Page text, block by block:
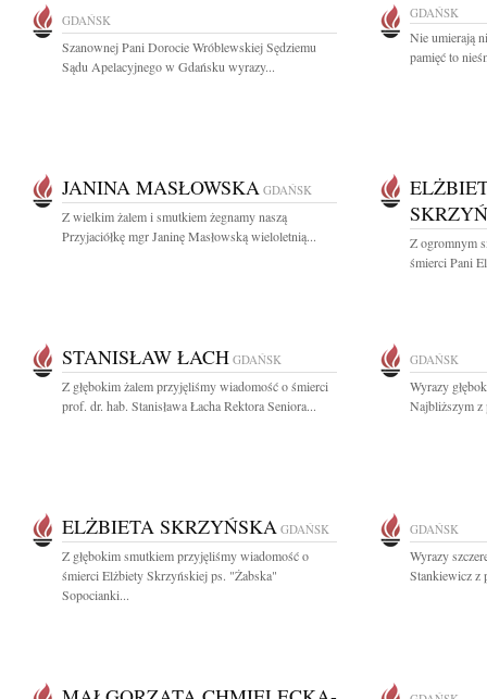
GDAŃSK
Szanownej Pani Dorocie Wróblewskiej Sędziemu
Sądu Apelacyjnego w Gdańsku wyrazy...
GDAŃSK
Nie umierają
pamięć to
JANINA MASŁOWSKA GDAŃSK
Z wielkim żalem i smutkiem żegnamy naszą
Przyjaciółkę mgr Janinę Masłowską wieloletnią...
Z ogromnym
śmierci Pani
STANISŁAW ŁACH GDAŃSK
Z głębokim żalem przyjęliśmy wiadomość o śmierci
prof. dr. hab. Stanisława Łacha Rektora Seniora...
GDAŃSK
Wyrazy
Najbliższym z
ELŻBIETA SKRZYŃSKA GDAŃSK
Z głębokim smutkiem przyjęliśmy wiadomość o
śmierci Elżbiety Skrzyńskiej ps. "Żabska"
Sopocianki...
GDAŃSK
Wyrazy
Stankiewicz z